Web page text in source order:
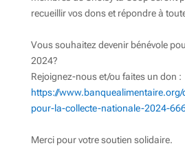
recueillir vos dons et répondre à
Vous souhaitez devenir bénévole
2024?
Rejoignez-nous et/ou faites un don :
https://www.banquealimentaire.org/
pour-la-collecte-nationale-2024-
Merci pour votre soutien solidaire.